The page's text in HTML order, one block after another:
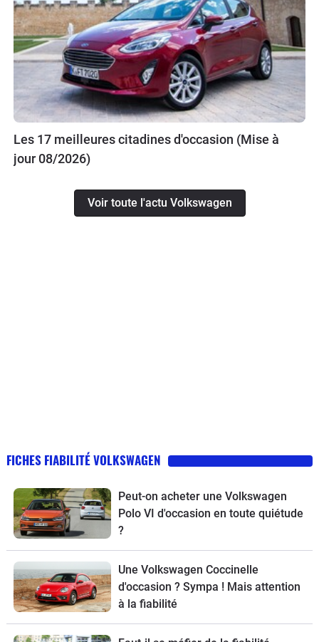
Les 17 meilleures citadines d'occasion (Mise à
jour 08/2026)
Voir toute l'actu Volkswagen
FICHES FIABILITÉ VOLKSWAGEN
Peut-on acheter une Volkswagen
Polo VI d'occasion en toute quiétude
?
Une Volkswagen Coccinelle
d'occasion ? Sympa ! Mais attention
à la fiabilité